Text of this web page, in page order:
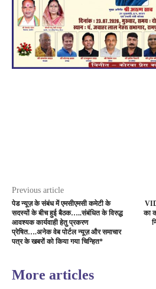
Previous article
पेड न्यूज़ के संबंध में एमसीएमसी कमेटी के
सदस्यों के बीच हुई बैठक…..संबंधित के विरुद्ध
आवश्यक कार्यवाही हेतु प्रकरण
प्रेषित….अनेक वेब पोर्टल न्यूज़ और समाचार
पत्र के खबरों को किया गया चिन्हित*
का
More articles